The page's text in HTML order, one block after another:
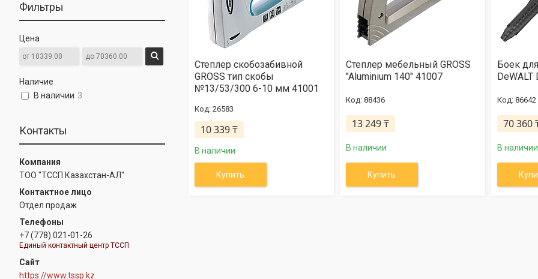
Фильтры
Цена
Наличие
В наличии 3
Контакты
ТОО "ТССП Казахстан-АЛ"
Отдел продаж
+7 (778) 021-01-26
Единый контактный центр ТССП
https://www.tssp.kz
Степлер скобозабивной
GROSS тип скобы
№13/53/300 6-10 мм 41001
26583
10 339 ₸
В наличии
Купить
Степлер мебельный GROSS
"Aluminium 140" 41007
88436
13 249 ₸
В наличии
Купить
Боек
DeWALT
86642
70 360
В наличии